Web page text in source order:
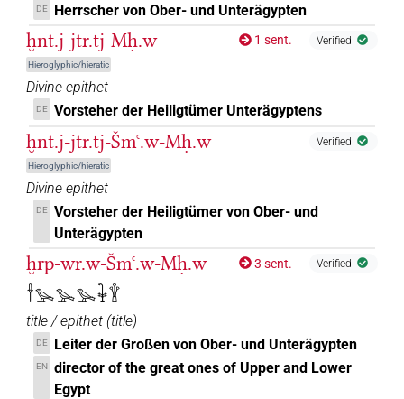
DE Herrscher von Ober- und Unterägypten
ḫnt.j-jtr.tj-Mḥ.w
Hieroglyphic/hieratic
1 sent. Verified
Divine epithet
DE Vorsteher der Heiligtümer Unterägyptens
ḫnt.j-jtr.tj-Šmꜥ.w-Mḥ.w
Hieroglyphic/hieratic
Verified
Divine epithet
DE Vorsteher der Heiligtümer von Ober- und
Unterägypten
ḫrp-wr.w-Šmꜥ.w-Mḥ.w
𓌂𓅨𓅨𓅨𓇗𓇉
3 sent. Verified
title / epithet (title)
DE Leiter der Großen von Ober- und Unterägypten
EN director of the great ones of Upper and Lower
Egypt